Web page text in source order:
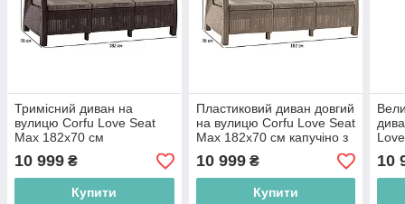
Тримісний диван на
вулицю Corfu Love Seat
Max 182х70 см
коричневий пластиковий з
подушками
10 999 ₴
Купити
Пластиковий диван довгий
на вулицю Corfu Love Seat
Max 182х70 см капучіно з
подушками
10 999₴
Купити
10